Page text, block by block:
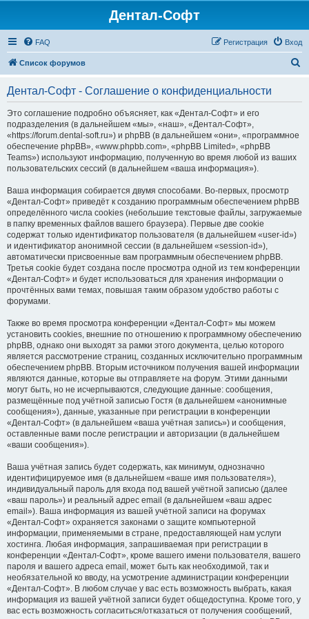
Дентал-Софт
FAQ Вход
Регистрация
Список форумов
Дентал-Софт - Соглашение о конфиденциальности
Это соглашение подробно объясняет, как «Дентал-Софт» и его
подразделения (в дальнейшем «мы», «наш», «Дентал-Софт»,
«https://forum.dental-soft.ru») и phpBB (в дальнейшем «они», «программное
обеспечение phpBB», «www.phpbb.com», «phpBB Limited», «phpBB
Teams») используют информацию, полученную во время любой из ваших
пользовательских сессий (в дальнейшем «ваша информация»).
Ваша информация собирается двумя способами. Во-первых, просмотр
«Дентал-Софт» приведёт к созданию программным обеспечением phpBB
определённого числа cookies (небольшие текстовые файлы, загружаемые
в папку временных файлов вашего браузера). Первые две cookie
содержат только идентификатор пользователя (в дальнейшем «user-id»)
и идентификатор анонимной сессии (в дальнейшем «session-id»),
автоматически присвоенные вам программным обеспечением phpBB.
Третья cookie будет создана после просмотра одной из тем конференции
«Дентал-Софт» и будет использоваться для хранения информации о
прочтённых вами темах, повышая таким образом удобство работы с
форумами.
Также во время просмотра конференции «Дентал-Софт» мы можем
установить cookies, внешние по отношению к программному обеспечению
phpBB, однако они выходят за рамки этого документа, целью которого
является рассмотрение страниц, созданных исключительно программным
обеспечением phpBB. Вторым источником получения вашей информации
являются данные, которые вы отправляете на форум. Этими данными
могут быть, но не исчерпываются, следующие данные: сообщения,
размещённые под учётной записью Гостя (в дальнейшем «анонимные
сообщения»), данные, указанные при регистрации в конференции
«Дентал-Софт» (в дальнейшем «ваша учётная запись») и сообщения,
оставленные вами после регистрации и авторизации (в дальнейшем
«ваши сообщения»).
Ваша учётная запись будет содержать, как минимум, однозначно
идентифицируемое имя (в дальнейшем «ваше имя пользователя»),
индивидуальный пароль для входа под вашей учётной записью (далее
«ваш пароль») и реальный адрес email (в дальнейшем «ваш адрес
email»). Ваша информация из вашей учётной записи на форумах
«Дентал-Софт» охраняется законами о защите компьютерной
информации, применяемыми в стране, предоставляющей нам услуги
хостинга. Любая информация, запрашиваемая при регистрации в
конференции «Дентал-Софт», кроме вашего имени пользователя, вашего
пароля и вашего адреса email, может быть как необходимой, так и
необязательной ко вводу, на усмотрение администрации конференции
«Дентал-Софт». В любом случае у вас есть возможность выбрать, какая
информация из вашей учётной записи будет общедоступна. Кроме того, у
вас есть возможность согласиться/отказаться от получения сообщений,